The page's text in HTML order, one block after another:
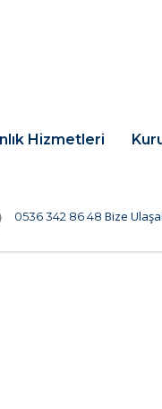
Hizmetleri
0536 342 86 48 Bize